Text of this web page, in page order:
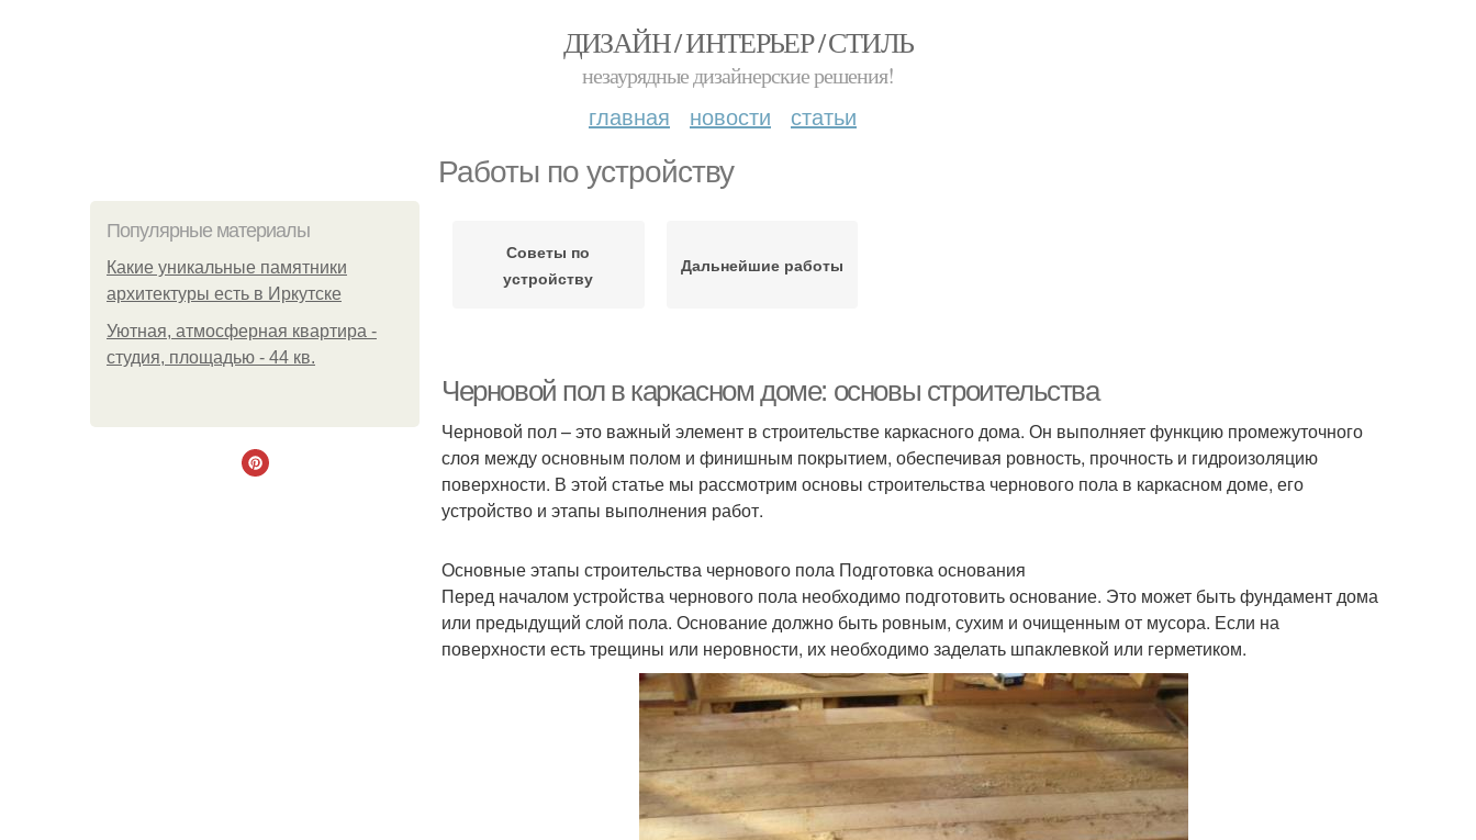
ДИЗАЙН / ИНТЕРЬЕР / СТИЛЬ
незаурядные дизайнерские решения!
главная новости статьи
Работы по устройству
Популярные материалы
Какие уникальные памятники
архитектуры есть в Иркутске
Уютная, атмосферная квартира -
студия, площадью - 44 кв.
Советы по
устройству
Дальнейшие работы
Черновой пол в каркасном доме: основы строительства
Черновой пол – это важный элемент в строительстве каркасного дома. Он выполняет функцию промежуточного
слоя между основным полом и финишным покрытием, обеспечивая ровность, прочность и гидроизоляцию
поверхности. В этой статье мы рассмотрим основы строительства чернового пола в каркасном доме, его
устройство и этапы выполнения работ.
Основные этапы строительства чернового пола Подготовка основания
Перед началом устройства чернового пола необходимо подготовить основание. Это может быть фундамент дома
или предыдущий слой пола. Основание должно быть ровным, сухим и очищенным от мусора. Если на
поверхности есть трещины или неровности, их необходимо заделать шпаклевкой или герметиком.